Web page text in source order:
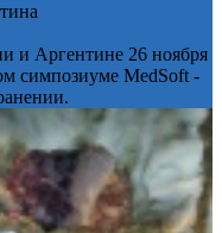
и Аргентине 26 ноября
симпозиуме MedSoft -